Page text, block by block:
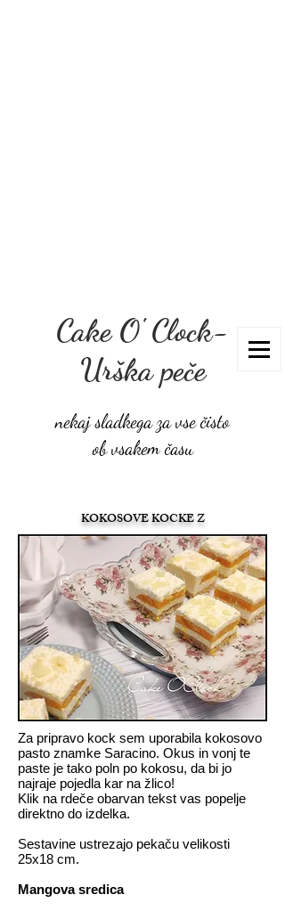
Cake O' Clock-
Urška peče
nekaj sladkega za vse čisto
ob vsakem času
Za pripravo kock sem uporabila kokosovo
pasto znamke Saracino. Okus in vonj te
paste je tako poln po kokosu, da bi jo
najraje pojedla kar na žlico!
Klik na rdeče obarvan tekst vas popelje
direktno do izdelka.
Sestavine ustrezajo pekaču velikosti
25x18 cm.
Mangova sredica
KOKOSOVE KOCKE Z
MANGOM